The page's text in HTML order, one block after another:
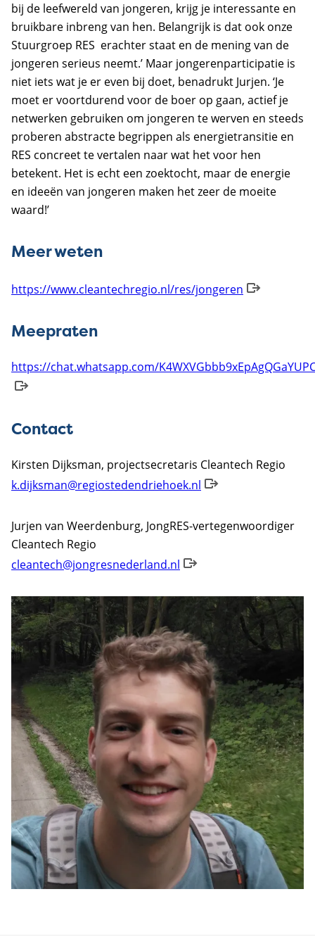
bij de leefwereld van jongeren, krijg je interessante en
bruikbare inbreng van hen. Belangrijk is dat ook onze
Stuurgroep RES erachter staat en de mening van de
jongeren serieus neemt.’ Maar jongerenparticipatie is
niet iets wat je er even bij doet, benadrukt Jurjen. ‘Je
moet er voortdurend voor de boer op gaan, actief je
netwerken gebruiken om jongeren te werven en steeds
proberen abstracte begrippen als energietransitie en
RES concreet te vertalen naar wat het voor hen
betekent. Het is echt een zoektocht, maar de energie
en ideeën van jongeren maken het zeer de moeite
waard!’
Meer weten
https://www.cleantechregio.nl/res/jongeren
Meepraten
https://chat.whatsapp.com/
Contact
Kirsten Dijksman, projectsecretaris Cleantech Regio
k.dijksman@regiostedendriehoek.nl
Jurjen van Weerdenburg, JongRES-vertegenwoordiger
Cleantech Regio
cleantech@jongresnederland.nl